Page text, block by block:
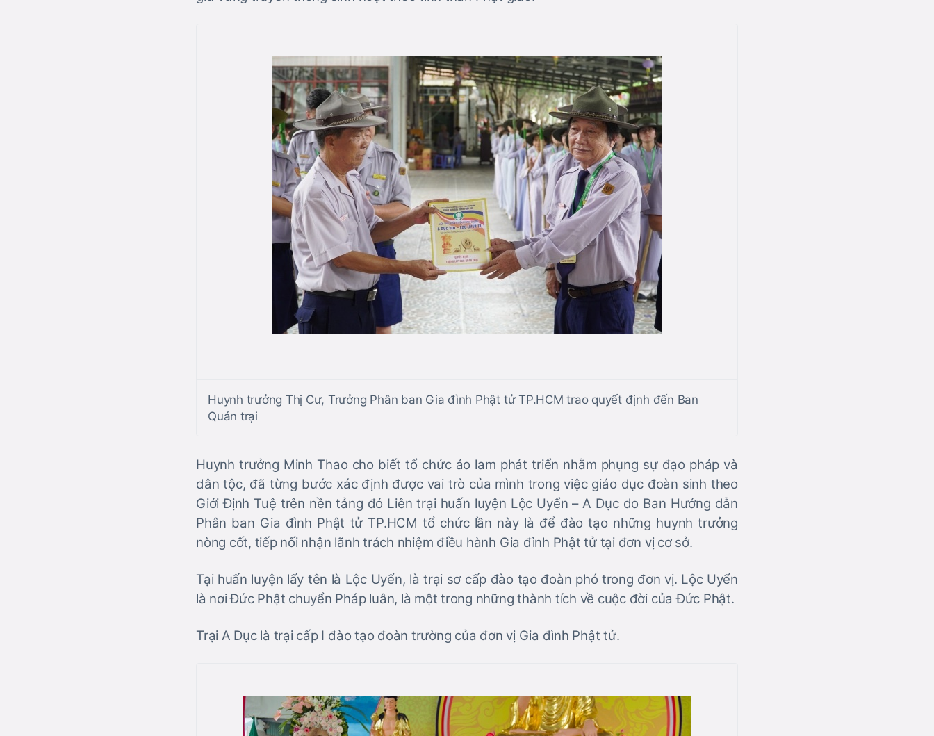
Huynh trưởng Thị Cư, Trưởng Phân ban Gia đình Phật tử TP.HCM trao quyết định đến Ban
Quản trại
Huynh trưởng Minh Thao cho biết tổ chức áo lam phát triển nhằm phụng sự đạo pháp và
dân tộc, đã từng bước xác định được vai trò của mình trong việc giáo dục đoàn sinh theo
Giới Định Tuệ trên nền tảng đó Liên trại huấn luyện Lộc Uyển – A Dục do Ban Hướng dẫn
Phân ban Gia đình Phật tử TP.HCM tổ chức lần này là để đào tạo những huynh trưởng
nòng cốt, tiếp nối nhận lãnh trách nhiệm điều hành Gia đình Phật tử tại đơn vị cơ sở.
Tại huấn luyện lấy tên là Lộc Uyển, là trại sơ cấp đào tạo đoàn phó trong đơn vị. Lộc Uyển
là nơi Đức Phật chuyển Pháp luân, là một trong những thành tích về cuộc đời của Đức Phật.
Trại A Dục là trại cấp I đào tạo đoàn trường của đơn vị Gia đình Phật tử.